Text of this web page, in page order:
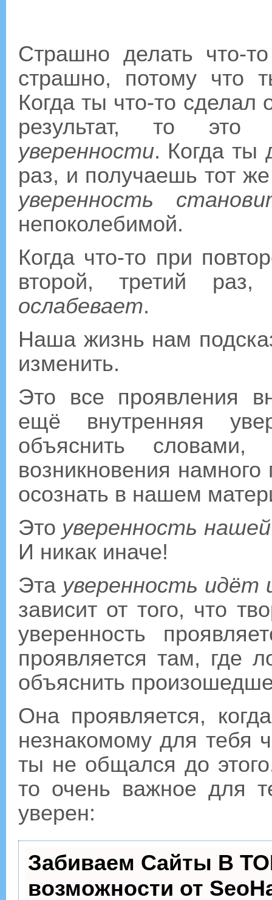
Страшно делать что-
страшно, потому что
Когда ты что-то сделал
результат, то
уверенности. Когда ты
раз, и получаешь тот
уверенность
непоколебимой.
Когда что-то при
второй, третий
ослабевает.
Наша жизнь нам
изменить.
Это все проявления
ещё внутренняя
объяснить
возникновения
осознать в нашем
Это уверенность
И никак иначе!
Эта уверенность идёт
зависит от того, что
уверенность
проявляется там, где
объяснить
Она проявляется,
незнакомому для тебя
ты не общался до
то очень важное для
уверен:
Забиваем Сайты В
возможности от